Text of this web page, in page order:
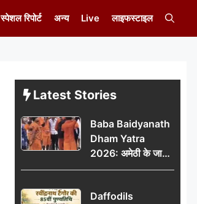
स्पेशल रिपोर्ट अन्य Live लाइफस्टाइल
Latest Stories
Baba Baidyanath
Dham Yatra
2026: अमेठी के जायस
से बाबा बैद्यनाथ धाम के
का दूसरा जत्था
Daffodils